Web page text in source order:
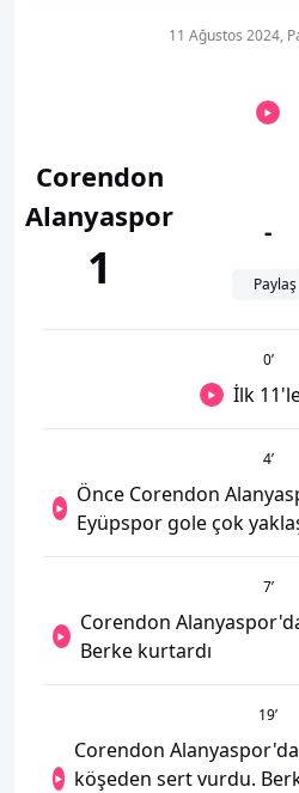
Corendon
Alanyaspor
1
11 Ağustos 2024,
-
Paylaş
0’
İlk
4’
Önce Corendon
Eyüpspor gole çok
7’
Corendon
Berke kurtardı
19’
Corendon
köşeden sert vurdu.